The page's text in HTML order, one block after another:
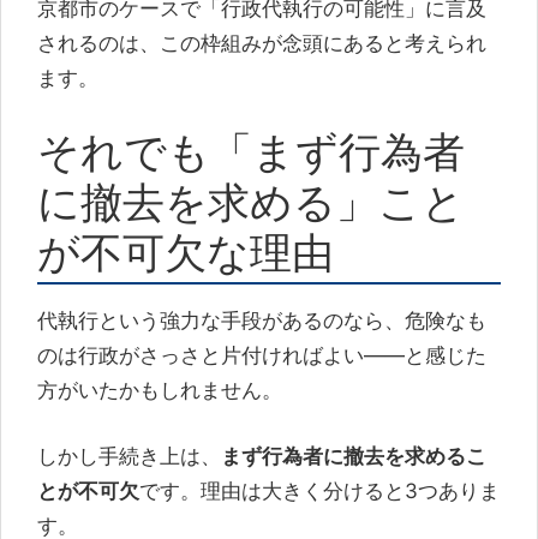
京都市のケースで「行政代執行の可能性」に言及
されるのは、この枠組みが念頭にあると考えられ
ます。
それでも「まず行為者
に撤去を求める」こと
が不可欠な理由
代執行という強力な手段があるのなら、危険なも
のは行政がさっさと片付ければよい――と感じた
方がいたかもしれません。
しかし手続き上は、
まず行為者に撤去を求めるこ
とが不可欠です。理由は大きく分けると3つありま
す。